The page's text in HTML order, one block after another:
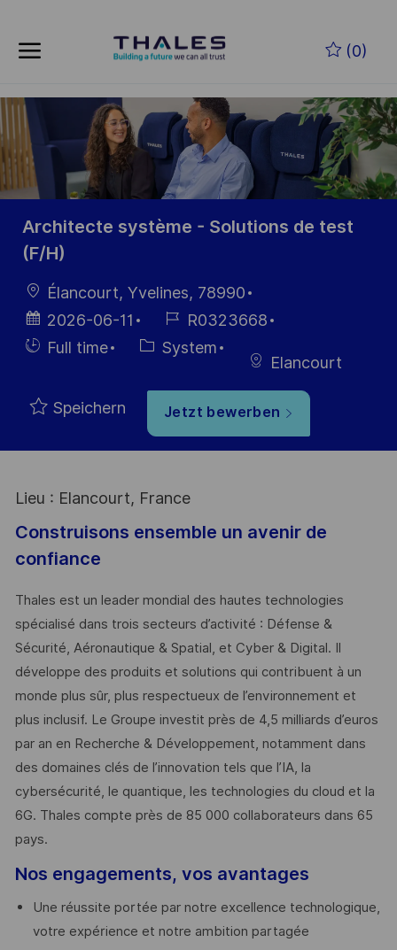
(0)
-
Architecte système - Solutions de test
(F/H)
Ort
Élancourt, Yvelines, 78990
Datum der
Veröffentlichung
2026-06-11
Job-
ID
R0323668
Einstellunngstyp
Full time Kategorie
System
Elancourt
Speichern Jetzt bewerben
Lieu : Elancourt, France
Construisons ensemble un avenir de
confiance
Thales est un leader mondial des hautes technologies
spécialisé dans trois secteurs d’activité : Défense &
Sécurité, Aéronautique & Spatial, et Cyber & Digital. Il
développe des produits et solutions qui contribuent à un
monde plus sûr, plus respectueux de l’environnement et
plus inclusif. Le Groupe investit près de 4,5 milliards d’euros
par an en Recherche & Développement, notamment dans
des domaines clés de l’innovation tels que l’IA, la
cybersécurité, le quantique, les technologies du cloud et la
6G. Thales compte près de 85 000 collaborateurs dans 65
pays. ​
Nos engagements, vos avantages
Une réussite portée par notre excellence technologique,
votre expérience et notre ambition partagée